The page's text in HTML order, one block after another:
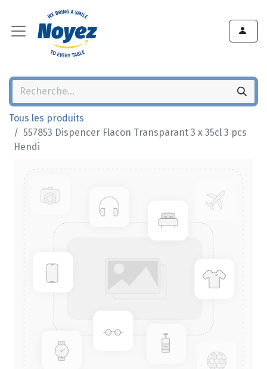
Tous les produits
557853 Dispencer Flacon Transparant 3 x 35cl 3 pcs
Hendi